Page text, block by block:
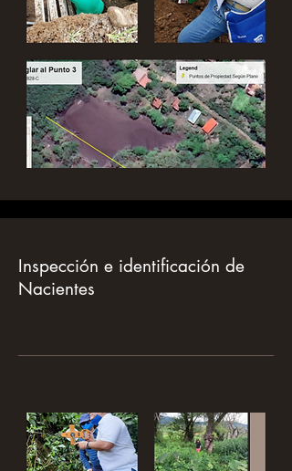
Inspección e identificación de
Nacientes